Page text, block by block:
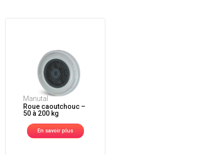
Manutal
Roue caoutchouc –
50 à 200 kg
En savoir plus